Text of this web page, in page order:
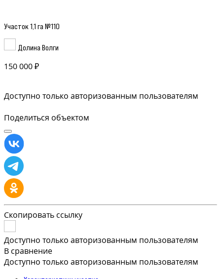
Участок 1,1 га №110
Долина Волги
150 000 ₽
Доступно только авторизованным пользователям
Поделиться объектом
Скопировать ссылку
Доступно только авторизованным пользователям
В сравнение
Доступно только авторизованным пользователям